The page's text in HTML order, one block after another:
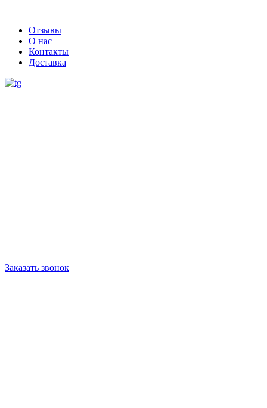
Отзывы
О нас
Контакты
Доставка
Заказать звонок